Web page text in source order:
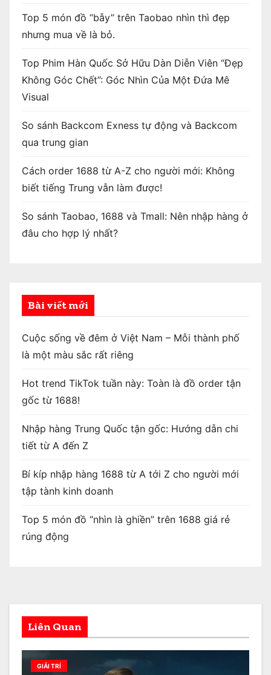
Top 5 món đồ “bẫy” trên Taobao nhìn thì đẹp
nhưng mua về là bỏ.
Top Phim Hàn Quốc Sở Hữu Dàn Diễn Viên “Đẹp
Không Góc Chết”: Góc Nhìn Của Một Đứa Mê
Visual
So sánh Backcom Exness tự động và Backcom
qua trung gian
Cách order 1688 từ A-Z cho người mới: Không
biết tiếng Trung vẫn làm được!
So sánh Taobao, 1688 và Tmall: Nên nhập hàng ở
đâu cho hợp lý nhất?
Bài viết mới
Cuộc sống về đêm ở Việt Nam – Mỗi thành phố
là một màu sắc rất riêng
Hot trend TikTok tuần này: Toàn là đồ order tận
gốc từ 1688!
Nhập hàng Trung Quốc tận gốc: Hướng dẫn chi
tiết từ A đến Z
Bí kíp nhập hàng 1688 từ A tới Z cho người mới
tập tành kinh doanh
Top 5 món đồ “nhìn là ghiền” trên 1688 giá rẻ
rúng động
Liên Quan
GIẢI TRÍ